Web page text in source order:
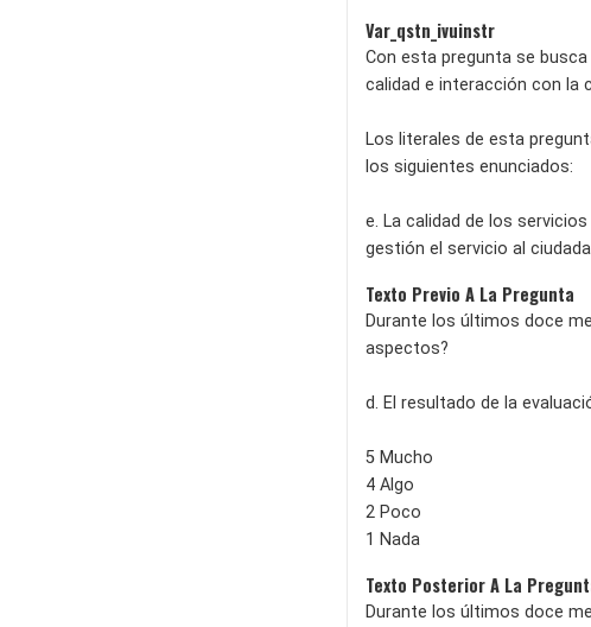
Var_qstn_ivuinstr
Con esta pregunta se
calidad e interacción con la
Los literales de esta
los siguientes enunciados:
e. La calidad de los
gestión el servicio al
Texto Previo A La Pregunta
Durante los últimos doce
aspectos?
d. El resultado de la
5 Mucho
4 Algo
2 Poco
1 Nada
Texto Posterior A La
Durante los últimos doce